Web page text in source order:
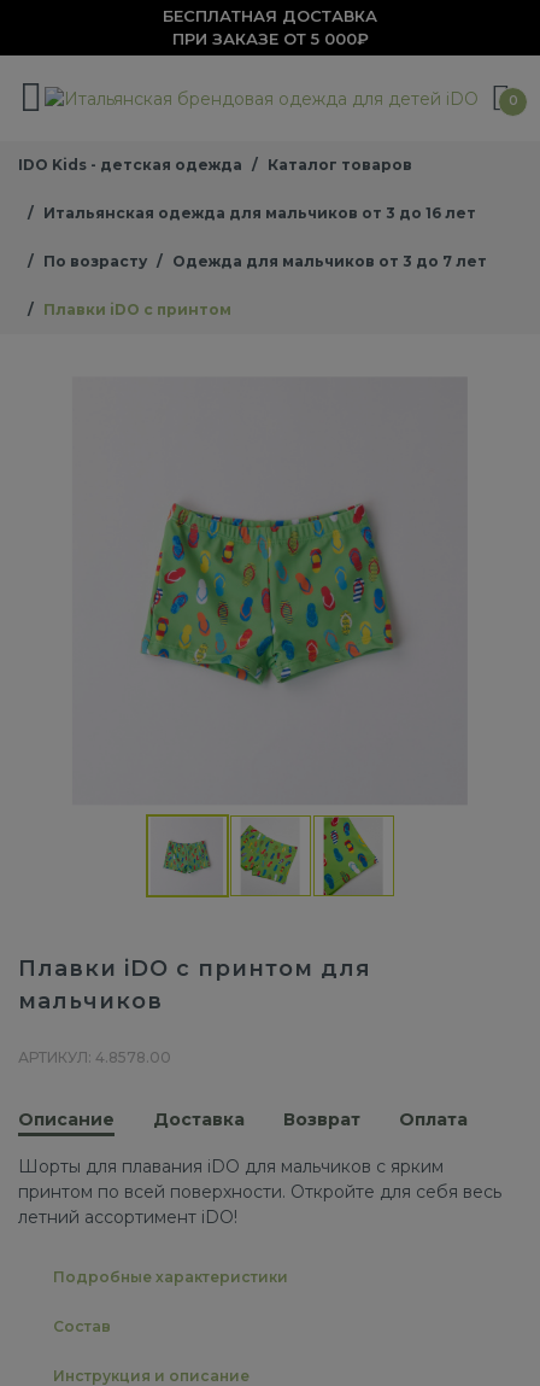
БЕСПЛАТНАЯ ДОСТАВКА
ПРИ ЗАКАЗЕ ОТ 5 000₽
0
IDO Kids - детская одежда Каталог товаров
Итальянская одежда для мальчиков от 3 до 16 лет
По возрасту Одежда для мальчиков от 3 до 7 лет
Плавки iDO с принтом
Плавки iDO с принтом для
мальчиков
АРТИКУЛ: 4.8578.00
Описание Доставка Возврат Оплата
Шорты для плавания iDO для мальчиков с ярким
принтом по всей поверхности. Откройте для себя весь
летний ассортимент iDO!
Подробные характеристики
Состав
Инструкция и описание